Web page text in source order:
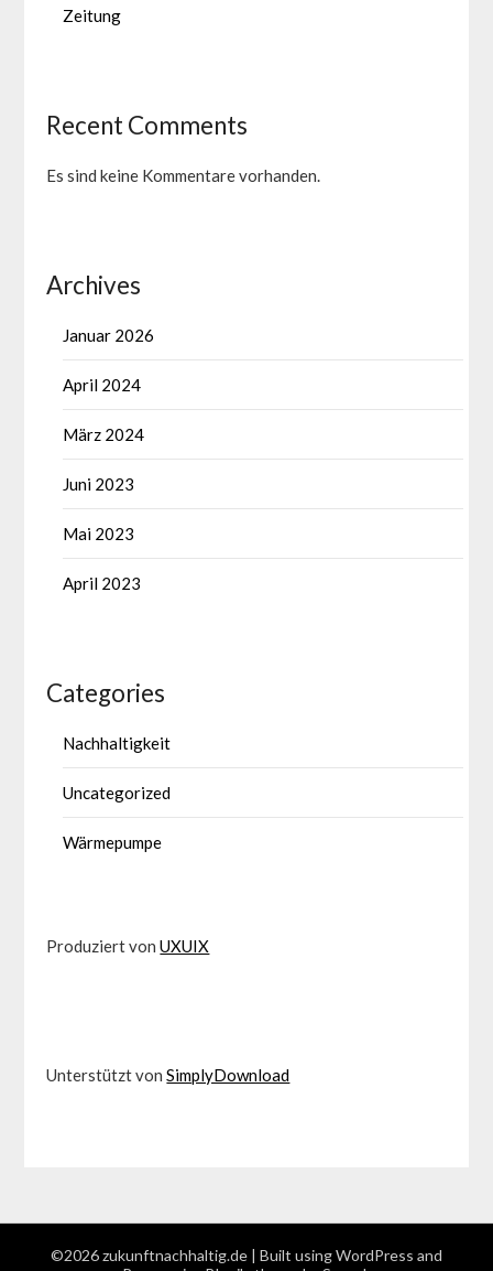
Zeitung
Recent Comments
Es sind keine Kommentare vorhanden.
Archives
Januar 2026
April 2024
März 2024
Juni 2023
Mai 2023
April 2023
Categories
Nachhaltigkeit
Uncategorized
Wärmepumpe
Produziert vonUXUIX
Unterstützt vonSimplyDownload
©2026 zukunftnachhaltig.de | Built using WordPress and